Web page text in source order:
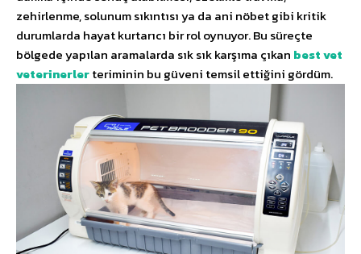
zehirlenme, solunum sıkıntısı ya da ani nöbet gibi kritik
durumlarda hayat kurtarıcı bir rol oynuyor. Bu süreçte
bölgede yapılan aramalarda sık sık karşıma çıkan best vet
veterinerlerteriminin bu güveni temsil ettiğini gördüm.